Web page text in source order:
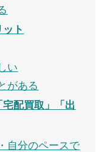
ット
い
がある
配買取」「出
自分のペースで